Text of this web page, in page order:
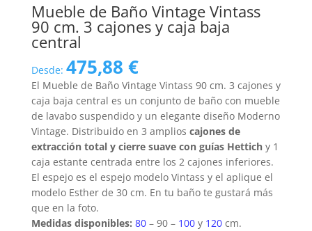
Mueble de Baño Vintage Vintass
90 cm. 3 cajones y caja baja
central
Desde: 475,88 €
El Mueble de Baño Vintage Vintass 90 cm. 3 cajones y
caja baja central es un conjunto de baño con mueble
de lavabo suspendido y un elegante diseño Moderno
Vintage. Distribuido en 3 amplios cajones de
extracción total y cierre suave con guías Hettich y 1
caja estante centrada entre los 2 cajones inferiores.
El espejo es el espejo modelo Vintass y el aplique el
modelo Esther de 30 cm. En tu baño te gustará más
que en la foto.
Medidas disponibles: 80– 90 – 100y 120cm.